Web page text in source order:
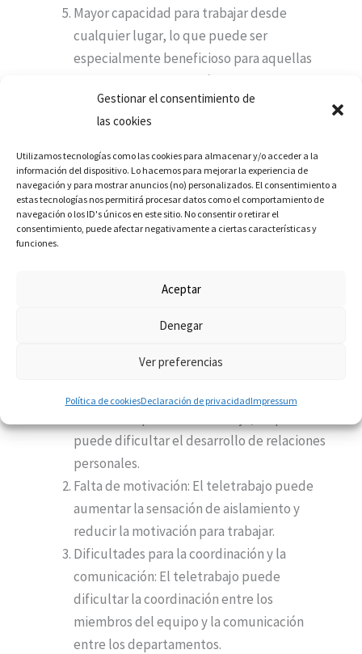
Gestionar el consentimiento de
las cookies
Utilizamos tecnologías como las cookies para almacenar y/o acceder a la
información del dispositivo. Lo hacemos para mejorar la experiencia de
navegación y para mostrar anuncios (no) personalizados. El consentimiento a
estas tecnologías nos permitirá procesar datos como el comportamiento de
navegación o los ID's únicos en este sitio. No consentir o retirar el
consentimiento, puede afectar negativamente a ciertas características y
funciones.
Aceptar
Denegar
Ver preferencias
Política de cookiesDeclaración de privacidadImpressum
Mayor capacidad para trabajar desde
cualquier lugar, lo que puede ser
especialmente beneficioso para aquellas
personas que viven en áreas alejadas de los
centros de trabajo o que viajan
frecuentemente.
Mayor oportunidad de trabajar en
proyectos interesantes y desafiantes, ya
que el teletrabajo permite a las personas
trabajar para empresas y organizaciones en
cualquier parte del mundo.
Pero a pesar de todas esas grandes ventajas, no
Pérdida de la comunicación cara a cara: El
teletrabajo implica una interacción limitada
puede dificultar el desarrollo de relaciones
personales.
Falta de motivación: El teletrabajo puede
aumentar la sensación de aislamiento y
reducir la motivación para trabajar.
Dificultades para la coordinación y la
comunicación: El teletrabajo puede
dificultar la coordinación entre los
miembros del equipo y la comunicación
entre los departamentos.